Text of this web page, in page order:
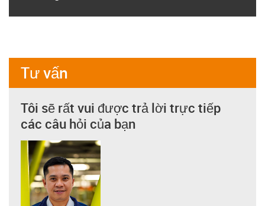
Tư vấn
Tôi sẽ rất vui được trả lời trực tiếp
các câu hỏi của bạn